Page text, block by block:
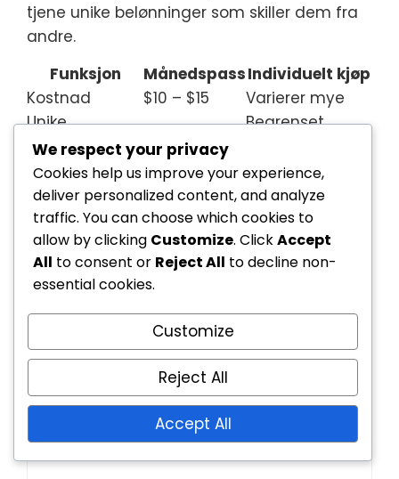
tjene unike belønninger som skiller dem fra
andre.
Funksjon
MånedspassIndividuelt kjøp
Kostnad
$10 – $15
Varierer mye
Unike
samleobjekter
Begrenset
Bonusvaluta
Inkludert
Kjøp nødvendig
Spesielle
belønninger
Eksklusiv
tilgang
Ikke tilgjengelig
Leave a Reply
Your email address will not be published.
fields are marked*
We respect your privacy
Cookies help us improve your experience,
deliver personalized content, and analyze
traffic. You can choose which cookies to
allow by clicking Customize. ClickAccept
All to consent or Reject All to decline non-
essential cookies.
Customize
Reject All
Accept All